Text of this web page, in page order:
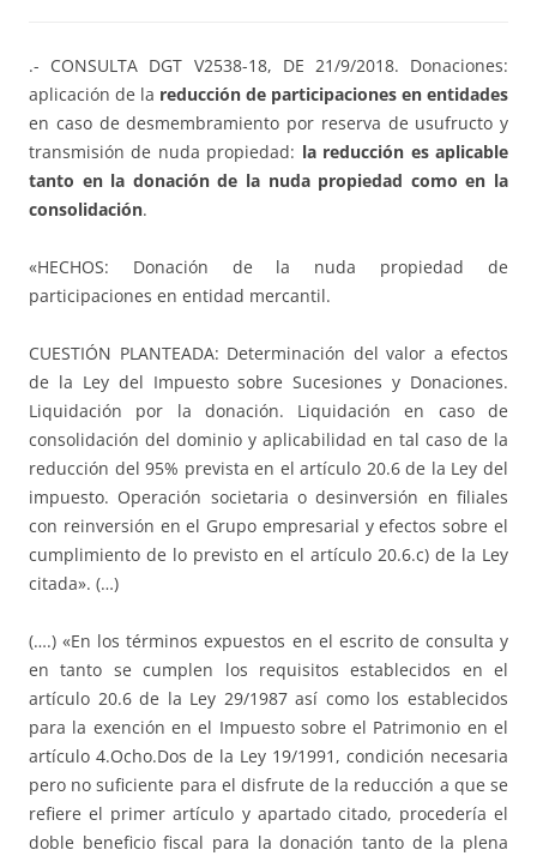
.- CONSULTA DGT V2538-18, DE 21/9/2018. Donaciones:
aplicación de la reducción de participaciones en entidades
en caso de desmembramiento por reserva de usufructo y
transmisión de nuda propiedad: la reducción es aplicable
tanto en la donación de la nuda propiedad como en la
consolidación.
«HECHOS: Donación de la nuda propiedad de
participaciones en entidad mercantil.
CUESTIÓN PLANTEADA: Determinación del valor a efectos
de la Ley del Impuesto sobre Sucesiones y Donaciones.
Liquidación por la donación. Liquidación en caso de
consolidación del dominio y aplicabilidad en tal caso de la
reducción del 95% prevista en el artículo 20.6 de la Ley del
impuesto. Operación societaria o desinversión en filiales
con reinversión en el Grupo empresarial y efectos sobre el
cumplimiento de lo previsto en el artículo 20.6.c) de la Ley
citada». (…)
(….) «En los términos expuestos en el escrito de consulta y
en tanto se cumplen los requisitos establecidos en el
artículo 20.6 de la Ley 29/1987 así como los establecidos
para la exención en el Impuesto sobre el Patrimonio en el
artículo 4.Ocho.Dos de la Ley 19/1991, condición necesaria
pero no suficiente para el disfrute de la reducción a que se
refiere el primer artículo y apartado citado, procedería el
doble beneficio fiscal para la donación tanto de la plena